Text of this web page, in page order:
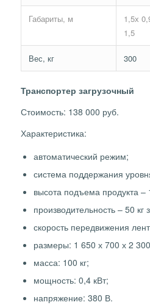
Габариты, м
1,5х
1,5
Вес, кг 300
Транспортер загрузочный
Стоимость: 138 000 руб.
Характеристика:
автоматический режим;
система поддержания
высота подъема продукта
производительность – 50 кг
скорость передвижения
размеры: 1 650 х 700 х 2
масса: 100 кг;
мощность: 0,4 кВт;
напряжение: 380 В.